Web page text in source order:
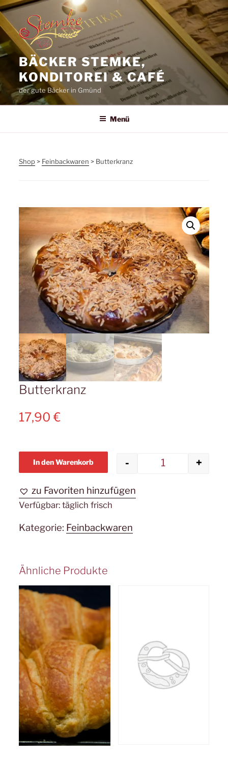
Zum
Inhalt
springen
BÄCKER STEMKE,
KONDITOREI & CAFÉ
der gute Bäcker in Gmünd
Menü
Shop > Feinbackwaren > Butterkranz
Butterkranz
17,90€
Butterkranz
- +
In den Warenkorb
zu Favoriten hinzufügen
Verfügbar: täglich frisch
Kategorie: Feinbackwaren
Ähnliche Produkte